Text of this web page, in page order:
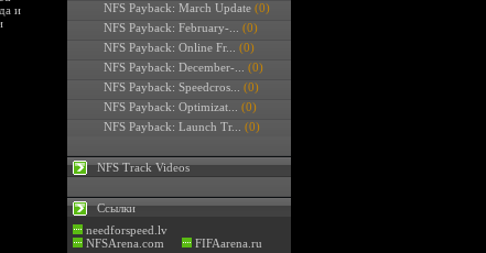
и
NFS Payback: March Update (0)
NFS Payback: February-...
(0)
NFS Payback: Online Fr...
(0)
NFS Payback: December-...
(0)
NFS Payback: Speedcros...
(0)
NFS Payback: Optimizat...
(0)
NFS Payback: Launch Tr...
(0)
NFS Track Videos
Ссылки
needforspeed.lv
NFSArena.com
FIFAarena.ru